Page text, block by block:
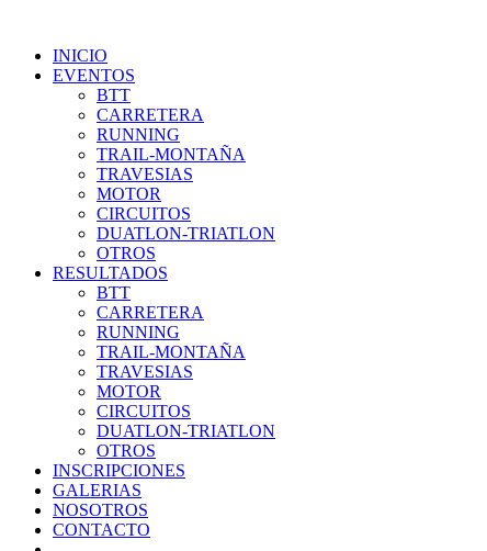
INICIO
EVENTOS
BTT
CARRETERA
RUNNING
TRAIL-MONTAÑA
TRAVESIAS
MOTOR
CIRCUITOS
DUATLON-TRIATLON
OTROS
RESULTADOS
BTT
CARRETERA
RUNNING
TRAIL-MONTAÑA
TRAVESIAS
MOTOR
CIRCUITOS
DUATLON-TRIATLON
OTROS
INSCRIPCIONES
GALERIAS
NOSOTROS
CONTACTO